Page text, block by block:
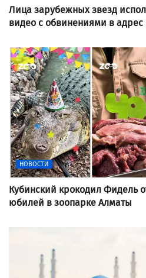
Лица зарубежных звезд
видео с обвинениями в адрес
НОВОСТИ
Кубинский крокодил Фидель
юбилей в зоопарке Алматы